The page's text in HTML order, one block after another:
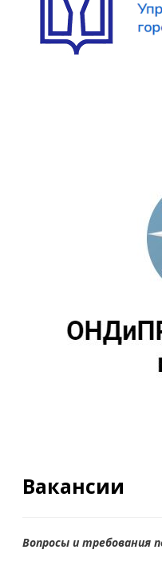
Вакансии
Вопросы и требования